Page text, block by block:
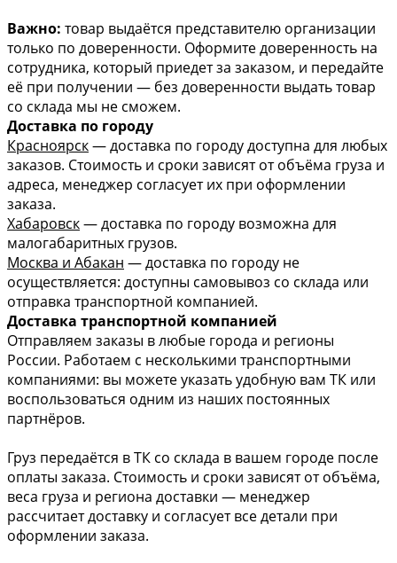
Важно: товар выдаётся представителю организации
только по доверенности. Оформите доверенность на
сотрудника, который приедет за заказом, и передайте
её при получении — без доверенности выдать товар
со склада мы не сможем.
Доставка по городу
Красноярск— доставка по городу доступна для любых
заказов. Стоимость и сроки зависят от объёма груза и
адреса, менеджер согласует их при оформлении
заказа.
Хабаровск— доставка по городу возможна для
малогабаритных грузов.
Москва и Абакан — доставка по городу не
осуществляется: доступны самовывоз со склада или
отправка транспортной компанией.
Доставка транспортной компанией
Отправляем заказы в любые города и регионы
России. Работаем с несколькими транспортными
компаниями: вы можете указать удобную вам ТК или
воспользоваться одним из наших постоянных
партнёров.
Груз передаётся в ТК со склада в вашем городе после
оплаты заказа. Стоимость и сроки зависят от объёма,
веса груза и региона доставки — менеджер
рассчитает доставку и согласует все детали при
оформлении заказа.